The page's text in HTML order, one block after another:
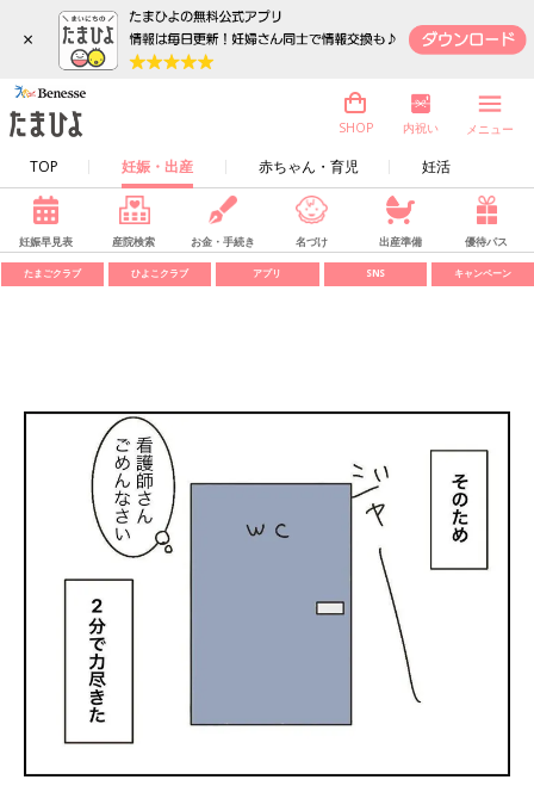
×
TOP 妊娠・出産 赤ちゃん・育児 妊活
SHOP 内祝い メニュー
妊娠早見表 産院検索 お金・手続き 名づけ 出産準備 優待パス
たまごクラブ ひよこクラブ アプリ SNS キャンペーン